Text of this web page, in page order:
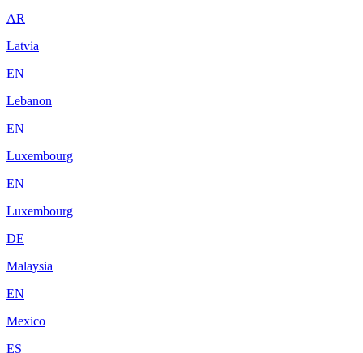
AR
Latvia
EN
Lebanon
EN
Luxembourg
EN
Luxembourg
DE
Malaysia
EN
Mexico
ES